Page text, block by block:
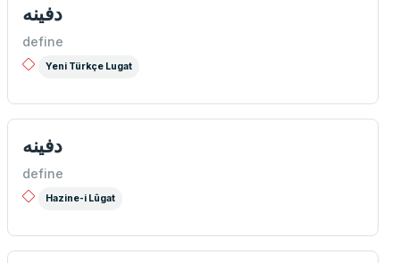
دفینه
define
Yeni Türkçe Lugat
دفينه
define
Hazine-i Lûgat